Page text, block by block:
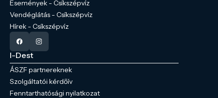
Események - Csíkszépvíz
Vendéglátás - Csíkszépvíz
Hírek - Csíkszépvíz
I-Dest
ÁSZF partnereknek
Szolgáltatói kérdőív
Fenntarthatósági nyilatkozat